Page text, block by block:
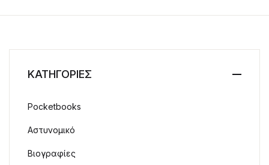
ΚΑΤΗΓΟΡΙΕΣ
Pocketbooks
Αστυνομικό
Βιογραφίες